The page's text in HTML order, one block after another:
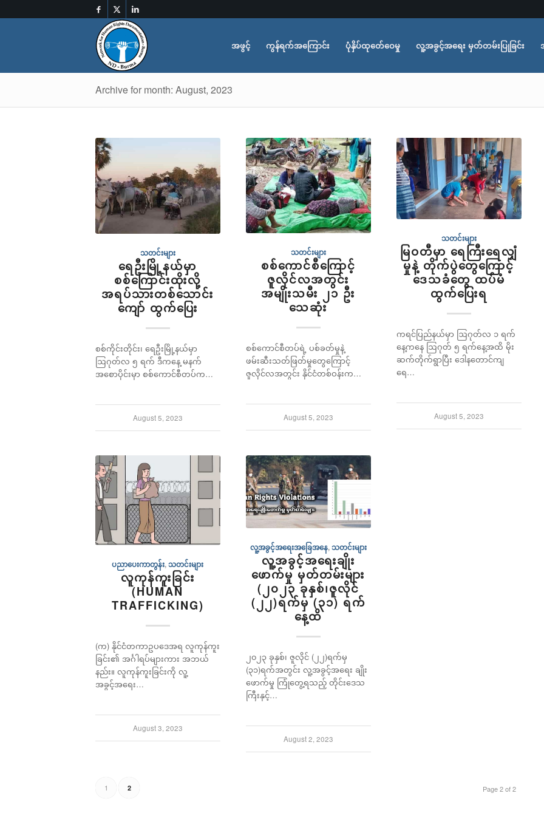
အဖွင့် ကွန်ရက်အကြောင်း ပုံနှိပ်ထုတ်ေဝေမှု လူ့အခွင့်အရေး မှတ်တမ်းပြုခြင်း
Archive for month: August, 2023
သတင်းများ
ရေဦးမြို့နယ်မှာ
စစ်ကြောင်းထိုးလို့
အရပ်သားတစ်သောင်း
ကျော် ထွက်ပြေး
စစ်ကိုင်းတိုင်း၊ ရေဦးမြို့နယ်မှာ
ဩဂုတ်လ ၅ ရက် ဒီကနေ့ မနက်
အစောပိုင်းမှာ စစ်ကောင်စီတပ်က…
August 5, 2023
သတင်းများ
စစ်ကောင်စီကြောင့်
ဇူလိုင်လအတွင်း
အမျိုးသမီး ၂၁ ဦး
သေဆုံး
စစ်ကောင်စီတပ်ရဲ့ ပစ်ခတ်မှုနဲ့
ဖမ်းဆီးသတ်ဖြတ်မှုတွေကြောင့်
ဇူလိုင်လအတွင်း နိုင်ငံတစ်ဝန်းက…
August 5, 2023
သတင်းများ
မြဝတီမှာ ရေကြီးရေလျှံ
မှုနဲ့ တိုက်ပွဲတွေကြောင့်
ဒေသခံတွေ ထပ်မံ
ထွက်ပြေးရ
ကရင်ပြည်နယ်မှာ ဩဂုတ်လ ၁ ရက်
နေ့ကနေ ဩဂုတ် ၅ ရက်နေ့အထိ မိုး
ဆက်တိုက်ရွာပြီး ဒေါနတောင်ကျ
ရေ…
August 5, 2023
ပညာပေးကာတွန်း,သတင်းများ
လူကုန်ကူးခြင်း
(HUMAN
TRAFFICKING)
(က) နိုင်ငံတကာဥပဒေအရ လူကုန်ကူး
ခြင်း၏ အင်္ဂါရပ်များကား အဘယ်
နည်း။ လူကုန်ကူးခြင်းကို လူ့
အခွင့်အရေး…
August 3, 2023
လူ့အခွင့်အရေးအခြေအနေ,သတင်းများ
လူ့အခွင့်အရေးချိုး
ဖောက်မှု မှတ်တမ်းများ
(၂၀၂၃ ခုနှစ်၊ဇူလိုင်
(၂၂)ရက်မှ (၃၁) ရက်
နေ့ထိ
၂၀၂၃ ခုနှစ်၊ ဇူလိုင် (၂၂)ရက်မှ
(၃၁)ရက်အတွင်း လူ့အခွင့်အရေး ချိုး
ဖောက်မှု ကြုံတွေ့ရသည့် တိုင်းဒေသ
ကြီးနှင့်…
August 2, 2023
Page 2 of 2
1 2